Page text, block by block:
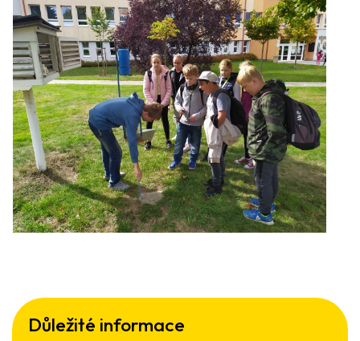
Důležité informace